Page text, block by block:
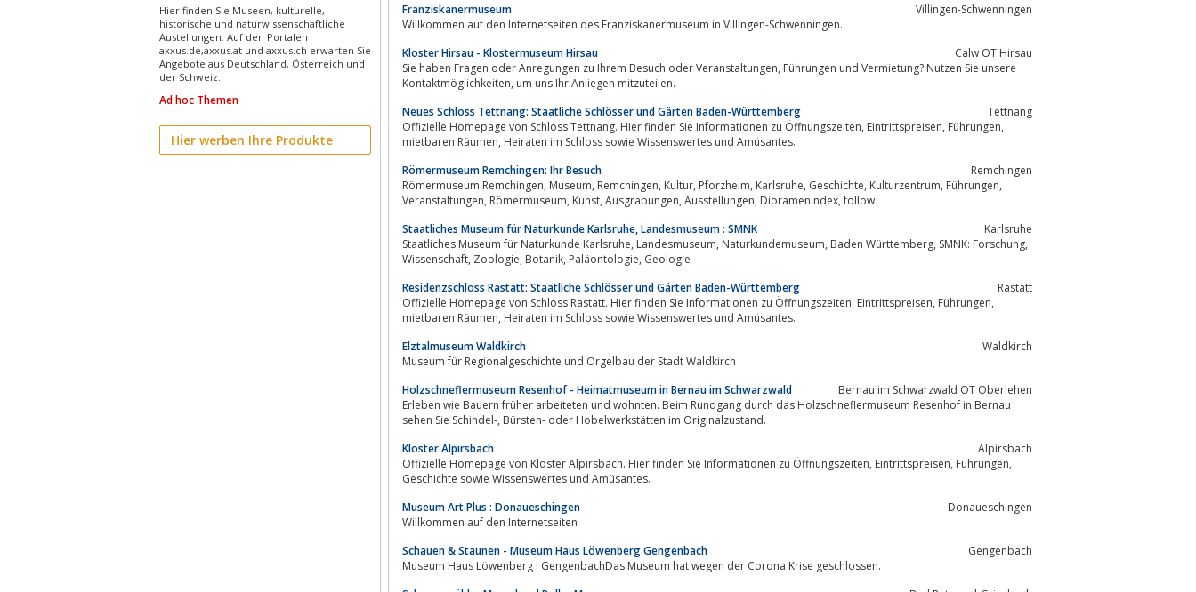
Hier finden Sie Museen, kulturelle,
historische und naturwissenschaftliche
Austellungen. Auf den Portalen
axxus.de,axxus.at und axxus.ch erwarten Sie
Angebote aus Deutschland, Österreich und
der Schweiz.
Ad hoc Themen
Hier werben Ihre Produkte
Franziskanermuseum
Villingen-Schwenningen
Willkommen auf den Internetseiten des Franziskanermuseum in Villingen-Schwenningen.
Kloster Hirsau - Klostermuseum Hirsau
Calw OT Hirsau
Sie haben Fragen oder Anregungen zu Ihrem Besuch oder Veranstaltungen, Führungen und Vermietung? Nutzen Sie unsere
Kontaktmöglichkeiten, um uns Ihr Anliegen mitzuteilen.
Neues Schloss Tettnang: Staatliche Schlösser und Gärten Baden-Württemberg
Tettnang
Offizielle Homepage von Schloss Tettnang. Hier finden Sie Informationen zu Öffnungszeiten, Eintrittspreisen, Führungen,
mietbaren Räumen, Heiraten im Schloss sowie Wissenswertes und Amüsantes.
Römermuseum Remchingen: Ihr Besuch
Remchingen
Römermuseum Remchingen, Museum, Remchingen, Kultur, Pforzheim, Karlsruhe, Geschichte, Kulturzentrum, Führungen,
Veranstaltungen, Römermuseum, Kunst, Ausgrabungen, Ausstellungen, Dioramenindex, follow
Staatliches Museum für Naturkunde Karlsruhe, Landesmuseum : SMNK
Karlsruhe
Staatliches Museum für Naturkunde Karlsruhe, Landesmuseum, Naturkundemuseum, Baden Württemberg, SMNK: Forschung,
Wissenschaft, Zoologie, Botanik, Paläontologie, Geologie
Residenzschloss Rastatt: Staatliche Schlösser und Gärten Baden-Württemberg
Rastatt
Offizielle Homepage von Schloss Rastatt. Hier finden Sie Informationen zu Öffnungszeiten, Eintrittspreisen, Führungen,
mietbaren Räumen, Heiraten im Schloss sowie Wissenswertes und Amüsantes.
Elztalmuseum Waldkirch
Waldkirch
Museum für Regionalgeschichte und Orgelbau der Stadt Waldkirch
Holzschneflermuseum Resenhof - Heimatmuseum in Bernau im Schwarzwald
Bernau im Schwarzwald OT Oberlehen
Erleben wie Bauern früher arbeiteten und wohnten. Beim Rundgang durch das Holzschneflermuseum Resenhof in Bernau
sehen Sie Schindel-, Bürsten- oder Hobelwerkstätten im Originalzustand.
Kloster Alpirsbach
Alpirsbach
Offizielle Homepage von Kloster Alpirsbach. Hier finden Sie Informationen zu Öffnungszeiten, Eintrittspreisen, Führungen,
Geschichte sowie Wissenswertes und Amüsantes.
Museum Art Plus : Donaueschingen
Donaueschingen
Willkommen auf den Internetseiten
Schauen & Staunen - Museum Haus Löwenberg Gengenbach
Gengenbach
Museum Haus Löwenberg I GengenbachDas Museum hat wegen der Corona Krise geschlossen.